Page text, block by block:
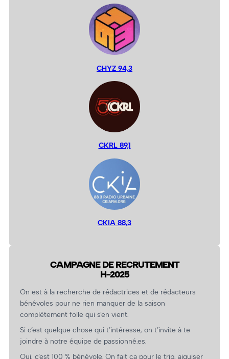
CHYZ 94,3
CKRL 89,1
CKIA 88,3
CAMPAGNE DE RECRUTEMENT
H-2025
On est à la recherche de rédactrices et de rédacteurs
bénévoles pour ne rien manquer de la saison
complètement folle qui s’en vient.
Si c’est quelque chose qui t’intéresse, on t’invite à te
joindre à notre équipe de passionné.es.
Oui, c’est 100 % bénévole. On fait ça pour le trip, aiguiser